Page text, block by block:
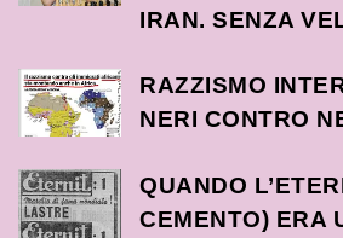
IRAN. SENZA
RAZZISMO
NERI CONTRO
QUANDO
CEMENTO) ERA